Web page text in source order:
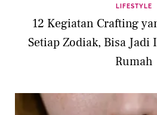
LIFESTYLE
12 Kegiatan Crafting
Setiap Zodiak, Bisa
Rumah